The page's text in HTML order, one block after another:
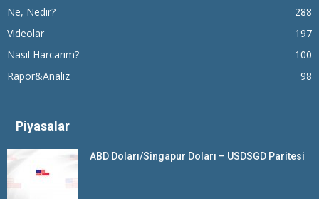
Ne, Nedir?
288
Videolar
197
Nasıl Harcarım?
100
Rapor&Analiz
98
Piyasalar
ABD Doları/Singapur Doları – USDSGD Paritesi